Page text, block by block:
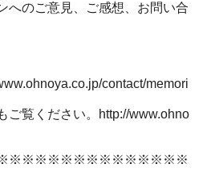
ご意見、ご感想、お問い合
contact/memori
ください。http://www.ohno